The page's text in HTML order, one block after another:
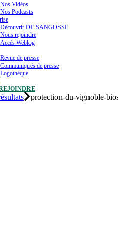
Nos Vidéos
Nos Podcasts
Découvrir DE SANGOSSE
Nous rejoindre
Accès Weblog
Revue de presse
Communiqués de presse
Logothèque
protection-du-vignoble-